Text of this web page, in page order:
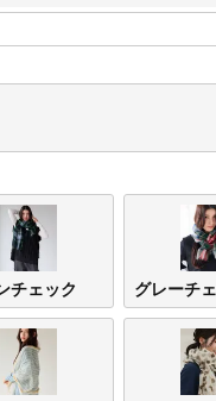
チェック グレーチ